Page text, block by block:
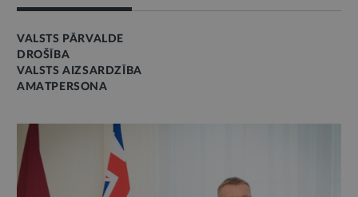
VALSTS PĀRVALDE
DROŠĪBA
VALSTS AIZSARDZĪBA
AMATPERSONA